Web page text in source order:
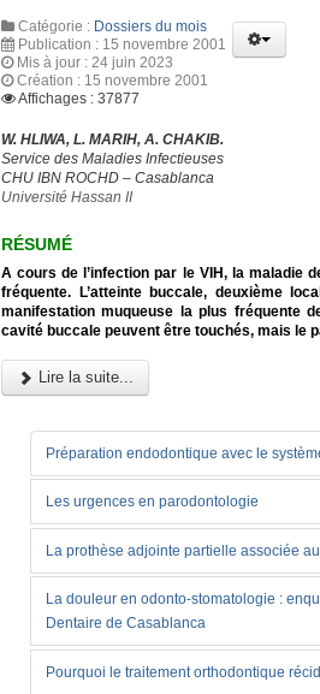
Catégorie : Dossiers du mois
Publication : 15 novembre 2001
Mis à jour : 24 juin 2023
Création : 15 novembre 2001
Affichages : 37877
W. HLIWA, L. MARIH, A. CHAKIB.
Service des Maladies Infectieuses
CHU IBN ROCHD – Casablanca
Université Hassan II
RÉSUMÉ
A cours de l’infection par le VIH, la maladie
fréquente. L’atteinte buccale, deuxième
manifestation muqueuse la plus fréquente
cavité buccale peuvent être touchés, mais le
Lire la suite...
Préparation endodontique avec le
Les urgences en parodontologie
La prothèse adjointe partielle associée
La douleur en odonto-stomatologie :
Dentaire de Casablanca
Pourquoi le traitement orthodontique